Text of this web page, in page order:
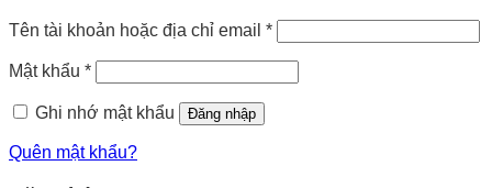
Tên tài khoản hoặc địa chỉ email *
Mật khẩu *
Ghi nhớ mật khẩu Đăng nhập
Quên mật khẩu?